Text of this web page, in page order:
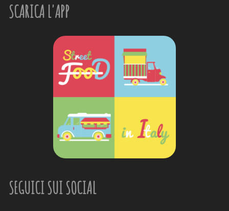
SCARICA L'APP
SEGUICI SUI SOCIAL